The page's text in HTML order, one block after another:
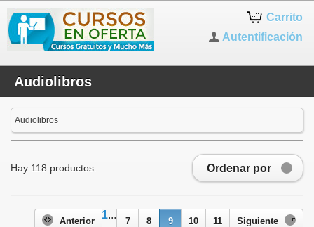
Carrito
Autentificación
Audiolibros
Audiolibros
Ordenar por
Hay 118 productos.
Anterior
1...
7 8 9 10 11 Siguiente